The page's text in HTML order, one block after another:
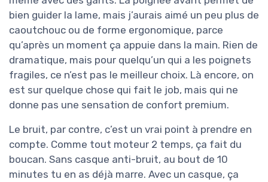
bien guider la lame, mais j’aurais aimé un peu plus de
caoutchouc ou de forme ergonomique, parce
qu’après un moment ça appuie dans la main. Rien de
dramatique, mais pour quelqu’un qui a les poignets
fragiles, ce n’est pas le meilleur choix. Là encore, on
est sur quelque chose qui fait le job, mais qui ne
donne pas une sensation de confort premium.
Le bruit, par contre, c’est un vrai point à prendre en
compte. Comme tout moteur 2 temps, ça fait du
boucan. Sans casque anti-bruit, au bout de 10
minutes tu en as déjà marre. Avec un casque, ça